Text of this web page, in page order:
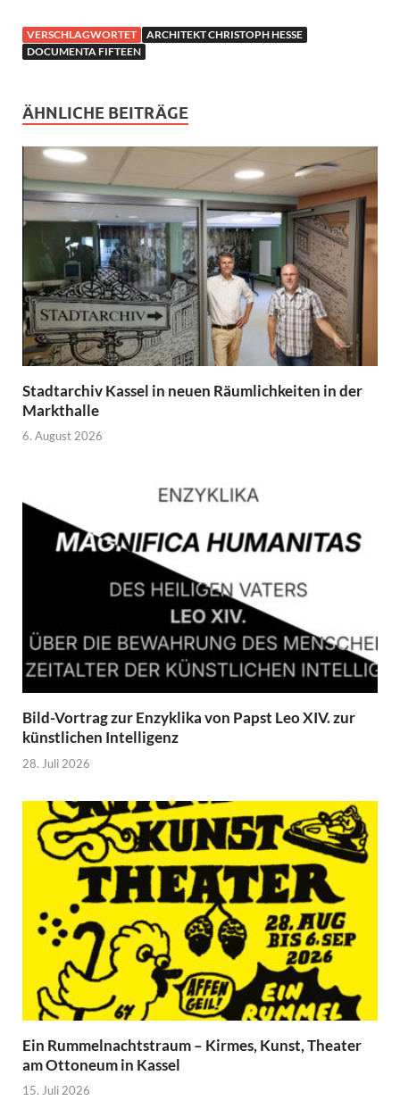
VERSCHLAGWORTET
ARCHITEKT CHRISTOPH HESSE
DOCUMENTA FIFTEEN
ÄHNLICHE BEITRÄGE
Stadtarchiv Kassel in neuen Räumlichkeiten in der
Markthalle
6. August 2026
Bild-Vortrag zur Enzyklika von Papst Leo XIV. zur
künstlichen Intelligenz
28. Juli 2026
Ein Rummelnachtstraum – Kirmes, Kunst, Theater
am Ottoneum in Kassel
15. Juli 2026